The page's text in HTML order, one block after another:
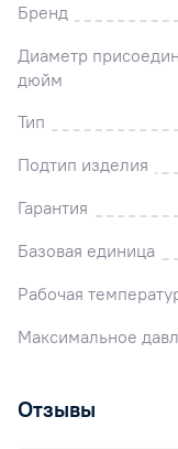
Бренд
Диаметр
дюйм
Тип
Подтип изделия
Гарантия
Базовая единица
Рабочая
Максимальное
Отзывы